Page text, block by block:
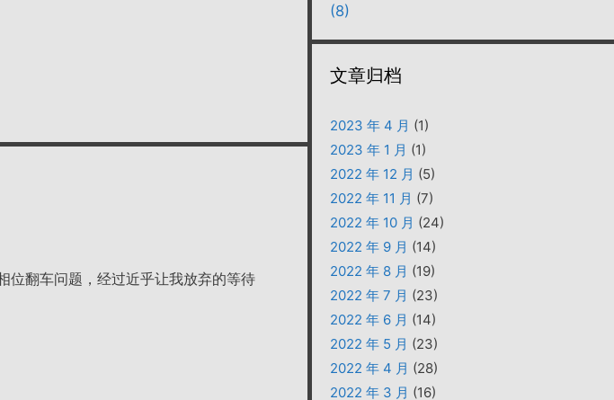
翻车问题，经过近乎让我放弃的等待
(8)
文章归档
2023 年 4 月 (1)
2023 年 1 月 (1)
2022 年 12 月 (5)
2022 年 11 月 (7)
2022 年 10 月 (24)
2022 年 9 月 (14)
2022 年 8 月 (19)
2022 年 7 月 (23)
2022 年 6 月 (14)
2022 年 5 月 (23)
2022 年 4 月 (28)
2022 年 3 月 (16)